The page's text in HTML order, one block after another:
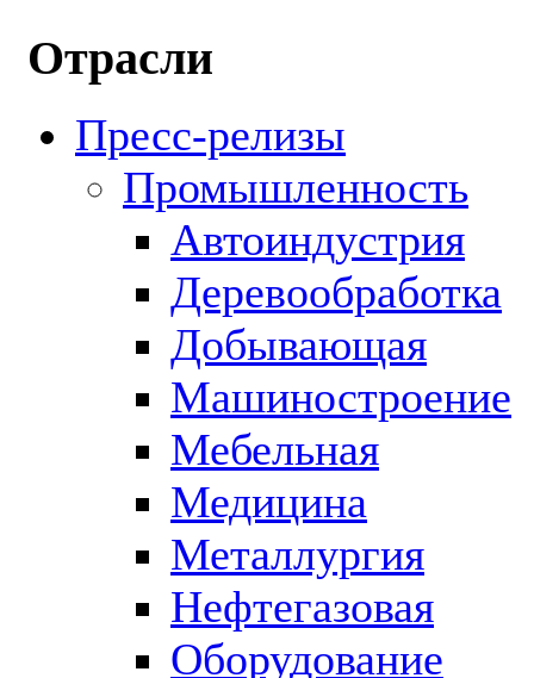
Отрасли
Пресс-релизы
Промышленность
Автоиндустрия
Деревообработка
Добывающая
Машиностроение
Мебельная
Медицина
Металлургия
Нефтегазовая
Оборудование